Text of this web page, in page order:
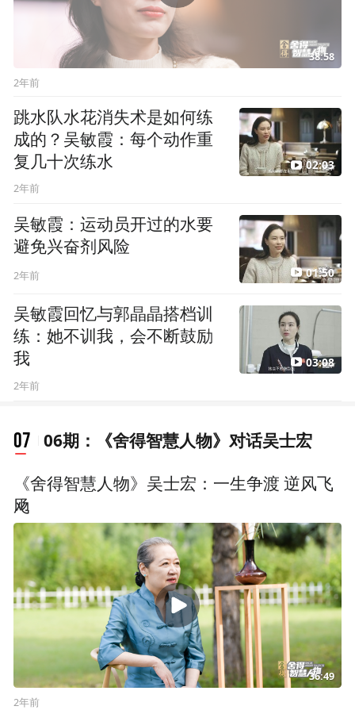
38:58
2年前
跳水队水花消失术是如何练
成的？吴敏霞：每个动作重
复几十次练水
2年前
02:03
吴敏霞：运动员开过的水要
避免兴奋剂风险
2年前 01:50
吴敏霞回忆与郭晶晶搭档训
练：她不训我，会不断鼓励
我
2年前
03:08
07 06期：《舍得智慧人物》对话吴士宏
《舍得智慧人物》吴士宏：一生争渡 逆风飞
飏
36:49
2年前